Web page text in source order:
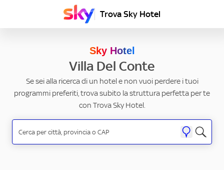
Trova Sky Hotel
Sky Hotel
Villa Del Conte
Se sei alla ricerca di un hotel e non vuoi perdere i tuoi
programmi preferiti, trova subito la struttura perfetta per te
con Trova Sky Hotel.